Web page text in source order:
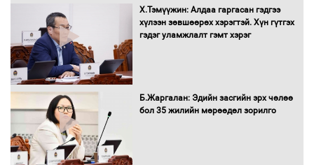
Н.Номтойбаяр: Аймгуудад тулгамдаж
буй асуудлуудыг Засгийн газрын
хуралдаанд танилцуулж,
эрэгтэйчүүдийн волейболын тэмцээнд
оролцож байгаа баг тамирчдад
Х.Тэмүүжин: Алдаа гаргасан гэдгээ
хүлээн зөвшөөрөх хэрэгтэй. Хүн гүтгэх
гэдэг уламжлалт гэмт хэрэг
Б.Жаргалан: Эдийн засгийн эрх чөлөө
бол 35 жилийн мөрөөдөл зорилго